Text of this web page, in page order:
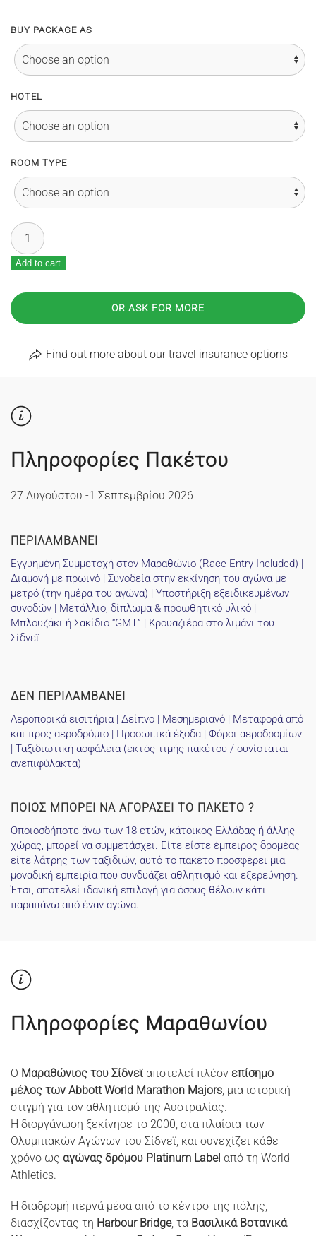
through
BUY PACKAGE AS
HOTEL
ROOM TYPE
TCS
Sydney
Marathon
ASICS
2026
Add to cart
OR ASK FOR MORE
Find out more about our travel insurance options
Πληροφορίες Πακέτου
27 Αυγούστου -1 Σεπτεμβρίου 2026
ΠΕΡΙΛΑΜΒΑΝΕΙ
Εγγυημένη Συμμετοχή στον Μαραθώνιο (Race Entry Included) |
Διαμονή με πρωινό | Συνοδεία στην εκκίνηση του αγώνα με
μετρό (την ημέρα του αγώνα) | Υποστήριξη εξειδικευμένων
συνοδών | Μετάλλιο, δίπλωμα & προωθητικό υλικό |
Μπλουζάκι ή Σακίδιο “GMT” | Κρουαζιέρα στο λιμάνι του
Σίδνεϊ
ΔΕΝ ΠΕΡΙΛΑΜΒΑΝΕΙ
Αεροπορικά εισιτήρια | Δείπνο | Μεσημεριανό | Μεταφορά από
και προς αεροδρόμιο | Προσωπικά έξοδα | Φόροι αεροδρομίων
| Ταξιδιωτική ασφάλεια (εκτός τιμής πακέτου / συνίσταται
ανεπιφύλακτα)
ΠΟΙΟΣ ΜΠΟΡΕΙ ΝΑ ΑΓΟΡΑΣΕΙ ΤΟ ΠΑΚΕΤΟ ?
Οποιοσδήποτε άνω των 18 ετών, κάτοικος Ελλάδας ή άλλης
χώρας, μπορεί να συμμετάσχει. Είτε είστε έμπειρος δρομέας
είτε λάτρης των ταξιδιών, αυτό το πακέτο προσφέρει μια
μοναδική εμπειρία που συνδυάζει αθλητισμό και εξερεύνηση.
Έτσι, αποτελεί ιδανική επιλογή για όσους θέλουν κάτι
παραπάνω από έναν αγώνα.
Πληροφορίες Μαραθωνίου
Ο Μαραθώνιος του Σίδνεϊ αποτελεί πλέον επίσημο
μέλος των Abbott World Marathon Majors , μια ιστορική
στιγμή για τον αθλητισμό της Αυστραλίας.
Η διοργάνωση ξεκίνησε το 2000, στα πλαίσια των
Ολυμπιακών Αγώνων του Σίδνεϊ, και συνεχίζει κάθε
χρόνο ως αγώνας δρόμου Platinum Label από τη World
Athletics.
Η διαδρομή περνά μέσα από το κέντρο της πόλης,
διασχίζοντας τη Harbour Bridge, τα Βασιλικά Βοτανικά